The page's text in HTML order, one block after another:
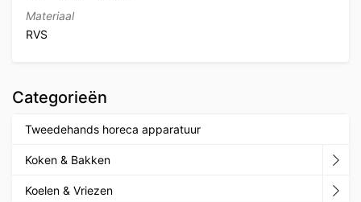
Materiaal
RVS
Categorieën
Tweedehands horeca apparatuur
Koken & Bakken
Koelen & Vriezen